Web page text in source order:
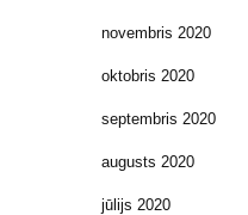
novembris 2020
oktobris 2020
septembris 2020
augusts 2020
jūlijs 2020